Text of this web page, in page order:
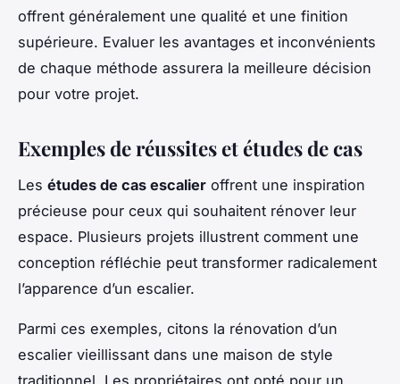
offrent généralement une qualité et une finition
supérieure. Evaluer les avantages et inconvénients
de chaque méthode assurera la meilleure décision
pour votre projet.
Exemples de réussites et études de cas
Les études de cas escalier offrent une inspiration
précieuse pour ceux qui souhaitent rénover leur
espace. Plusieurs projets illustrent comment une
conception réfléchie peut transformer radicalement
l’apparence d’un escalier.
Parmi ces exemples, citons la rénovation d’un
escalier vieillissant dans une maison de style